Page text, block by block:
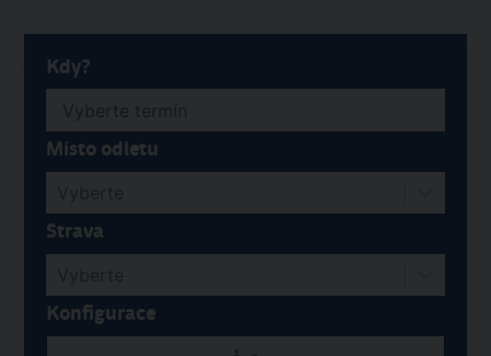
Kdy?
Místo odletu
Strava
Konfigurace